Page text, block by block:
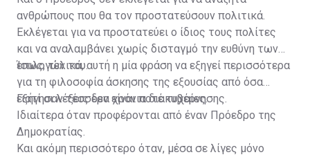
ανθρώπους που θα τον προστατεύσουν πολιτικά.
Εκλέγεται για να προστατεύει ο ίδιος τους πολίτες
και να αναλαμβάνει χωρίς δισταγμό την ευθύνη των
επιλογών του.
Ίσως, τελικά, αυτή η μία φράση να εξηγεί περισσότερα
για τη φιλοσοφία άσκησης της εξουσίας από όσα
εξήγησαν τέσσερα χρόνια διακυβέρνησης.
Γιατί οι λέξεις δεν είναι ποτέ τυχαίες.
Ιδιαίτερα όταν προφέρονται από έναν Πρόεδρο της
Δημοκρατίας.
Και ακόμη περισσότερο όταν, μέσα σε λίγες μόνο